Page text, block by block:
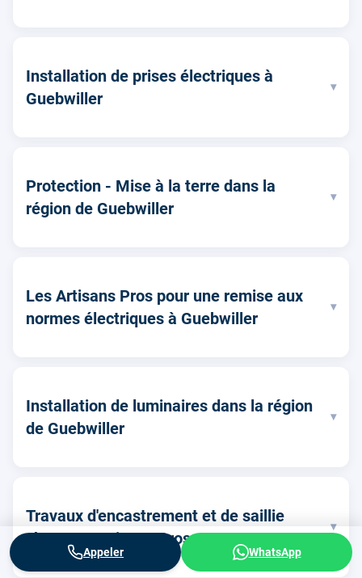
Installation de prises électriques à
Guebwiller
▾
Protection - Mise à la terre dans la
région de Guebwiller
▾
Les Artisans Pros pour une remise aux
normes électriques à Guebwiller
▾
Installation de luminaires dans la région
de Guebwiller
▾
Travaux d'encastrement et de saillie
chez Les Artisans Pros
▾
Appeler
WhatsApp